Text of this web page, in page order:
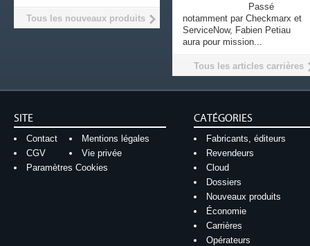
Passé
notamment par Checkmarx et
ServiceNow, Fabien Petiau
aura pour mission...
Tous les articles carrières
Tous les nouveaux produits
SITE
Contact
Mentions légales
CGV
Vie privée
Paramètres Cookies
CATÉGORIES
Fabricants, éditeurs
Revendeurs
Cloud
Dossiers
Nouveaux produits
Économie
Carrières
Opérateurs